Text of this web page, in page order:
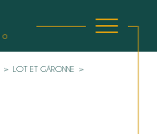
LOT ET GARONNE